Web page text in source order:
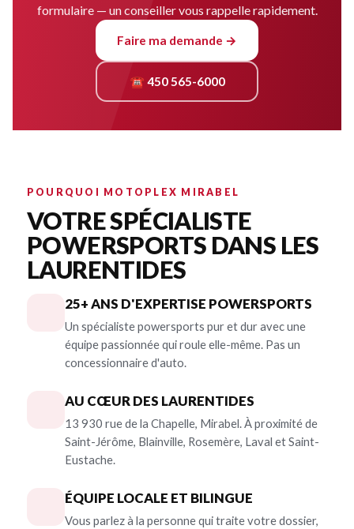
formulaire — un conseiller vous rappelle rapidement.
Faire ma demande →
☎ 450 565-6000
POURQUOI MOTOPLEX MIRABEL
VOTRE SPÉCIALISTE
POWERSPORTS DANS LES
LAURENTIDES
25+ ANS D'EXPERTISE POWERSPORTS
Un spécialiste powersports pur et dur avec une
équipe passionnée qui roule elle-même. Pas un
concessionnaire d'auto.
AU CŒUR DES LAURENTIDES
13 930 rue de la Chapelle, Mirabel. À proximité de
Saint-Jérôme, Blainville, Rosemère, Laval et Saint-
Eustache.
ÉQUIPE LOCALE ET BILINGUE
Vous parlez à la personne qui traite votre dossier,